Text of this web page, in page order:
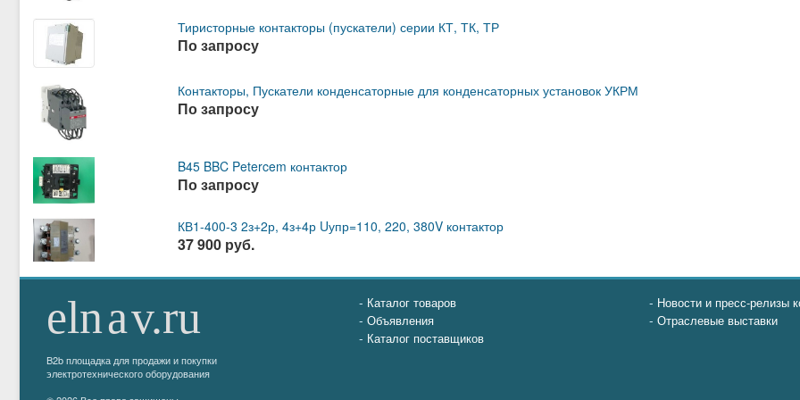
Тиристорные контакторы (пускатели) серии КТ, ТК, ТР
По запросу
Контакторы, Пускатели конденсаторные для конденсаторных установок УКРМ
По запросу
B45 BBC Petercem контактор
По запросу
КВ1-400-3 2з+2р, 4з+4р Uупр=110, 220, 380V контактор
37 900 руб.
B2b площадка для продажи и покупки
электротехнического оборудования
Каталог товаров
Объявления
Каталог поставщиков
Новости и пресс-релизы
Отраслевые выставки